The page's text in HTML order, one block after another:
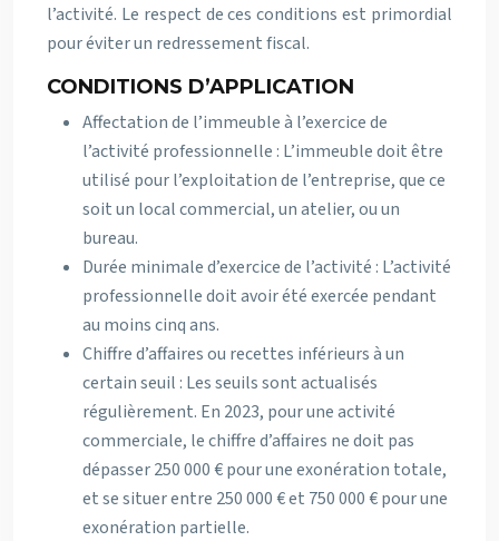
l’activité. Le respect de ces conditions est primordial
pour éviter un redressement fiscal.
CONDITIONS D’APPLICATION
Affectation de l’immeuble à l’exercice de
l’activité professionnelle : L’immeuble doit être
utilisé pour l’exploitation de l’entreprise, que ce
soit un local commercial, un atelier, ou un
bureau.
Durée minimale d’exercice de l’activité : L’activité
professionnelle doit avoir été exercée pendant
au moins cinq ans.
Chiffre d’affaires ou recettes inférieurs à un
certain seuil : Les seuils sont actualisés
régulièrement. En 2023, pour une activité
commerciale, le chiffre d’affaires ne doit pas
dépasser 250 000 € pour une exonération totale,
et se situer entre 250 000 € et 750 000 € pour une
exonération partielle.